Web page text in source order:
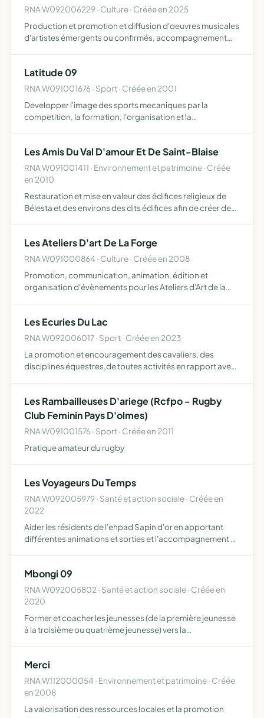
RNA W092006229 · Culture · Créée en 2025
Production et promotion et diffusion d'oeuvres musicales
d'artistes émergents ou confirmés, accompagnement
showca…
Latitude 09
RNA W091001676 · Sport · Créée en 2001
Developper l'image des sports mecaniques par la
competition, la formation, l'organisation et la
Les Amis Du Val D'amour Et De Saint-Blaise
RNA W091001411 · Environnement et patrimoine · Créée
en 2010
Restauration et mise en valeur des édifices religieux de
Bélesta et des environs des dits édifices afin de créer des
Les Ateliers D'art De La Forge
RNA W091000864 · Culture · Créée en 2008
Promotion, communication, animation, édition et
organisation d'évènements pour les Ateliers d'Art de la
Les Ecuries Du Lac
RNA W092006017 · Sport · Créée en 2023
La promotion et encouragement des cavaliers, des
disciplines équestres,de toutes activités en rapport avec
règlemen…
Les Rambailleuses D'ariege (Rcfpo - Rugby
Club Feminin Pays D'olmes)
RNA W091001576 · Sport · Créée en 2011
Pratique amateur du rugby
Les Voyageurs Du Temps
RNA W092005979 · Santé et action sociale · Créée en
2022
Aider les résidents de l'ehpad Sapin d'or en apportant
différentes animations et sorties et l'accompagnement en
Mbongi 09
RNA W092005802 · Santé et action sociale · Créée en
2020
Former et coacher les jeunesses (de la première jeunesse
à la troisième ou quatrième jeunesse) vers la
les instit…
Merci
RNA W112000054 · Environnement et patrimoine · Créée
en 2008
La valorisation des ressources locales et la promotion